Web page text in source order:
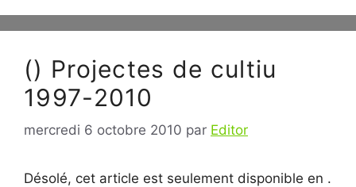
() Projectes de cultiu
1997-2010
mercredi 6 octobre 2010 par Editor
Désolé, cet article est seulement disponible en .